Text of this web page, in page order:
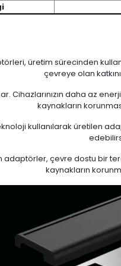
üretim sürecinden
çevreye olan
Cihazlarınızın daha az
kaynakların
kullanılarak üretilen
çevre dostu bir
kaynakların